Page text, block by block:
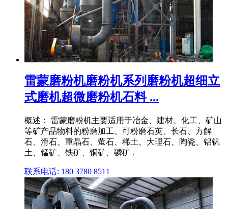
雷蒙磨粉机磨粉机系列磨粉机超细立
式磨机超微磨粉机石料 ...
概述： 雷蒙磨粉机主要适用于冶金、建材、化工、矿山
等矿产品物料的粉磨加工、可粉磨石英、长石、方解
石、滑石、重晶石、萤石、稀土、大理石、陶瓷、铝钒
土、锰矿、铁矿、铜矿、磷矿 .
联系电话: 180 3780 8511